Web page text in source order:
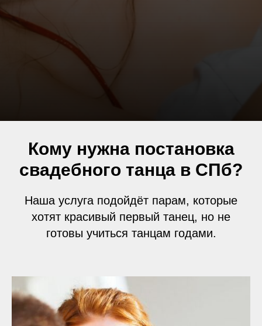
Кому нужна постановка
свадебного танца в СПб?
Наша услуга подойдёт парам, которые
хотят красивый первый танец, но не
готовы учиться танцам годами.